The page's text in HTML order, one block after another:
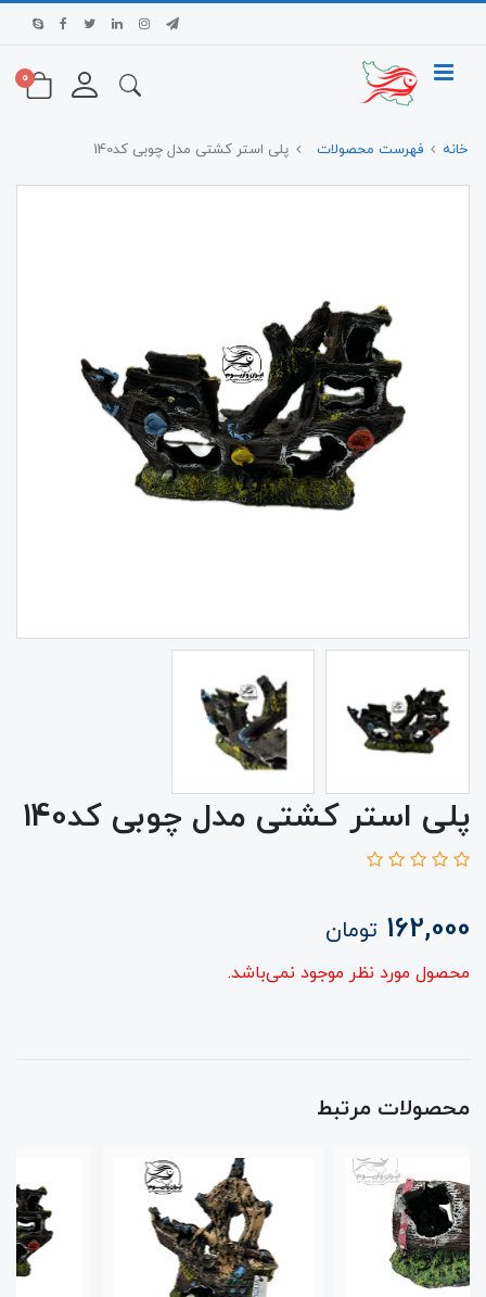
0
خانه فهرست محصولات پلی استر کشتی مدل چوبی کد140
پلی استر کشتی مدل چوبی کد140
162,000 تومان
محصول مورد نظر موجود نمی‌باشد.
محصولات مرتبط